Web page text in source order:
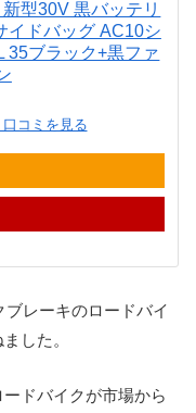
型30V 黒バッテリ
イドバッグ AC10シ
35ブラック+黒ファ
コミを見る
レーキのロードバイ
した。
ドバイクが市場から